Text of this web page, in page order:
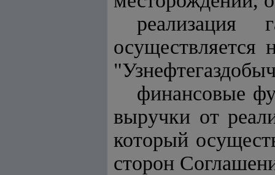
реализация
финансовые
выручки от
который
сторон